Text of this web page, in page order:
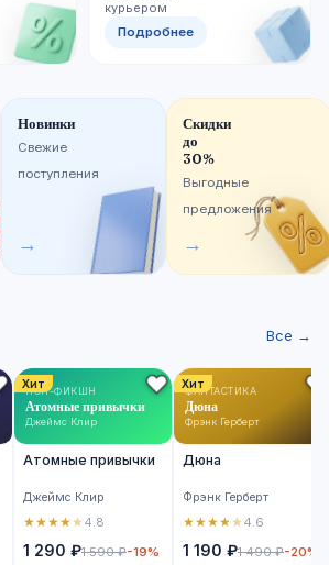
курьером
Подробнее
Новинки
Свежие
поступления
→
Скидки
до
30%
Выгодные
предложения
→
Все →
Хит
НОН-ФИКШН
Атомные привычки
Джеймс Клир
Атомные привычки
Джеймс Клир
★★★★★4.8
1 290 ₽1 590 ₽-19%
Хит
ФАНТАСТИКА
Дюна
Фрэнк Герберт
Дюна
Фрэнк Герберт
★★★★★4.6
1 190 ₽1 490 ₽-20%